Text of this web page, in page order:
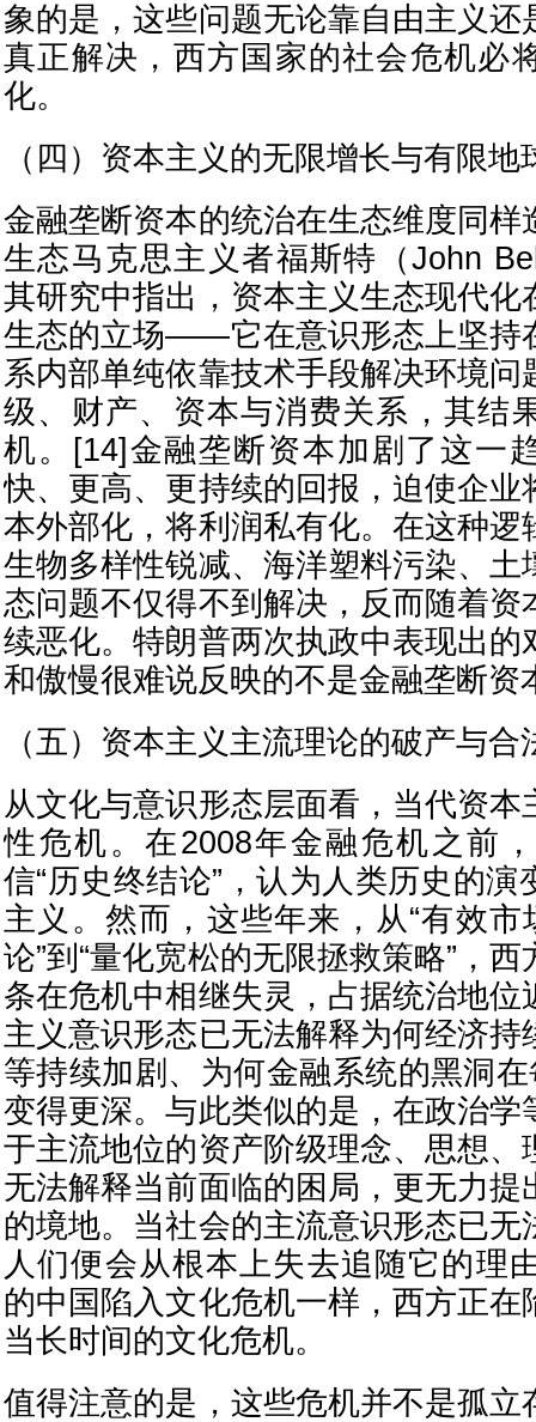
象的是，这些问题无论靠自由主义还
真正解决，西方国家的社会危机必
化。
（四）资本主义的无限增长与有限
金融垄断资本的统治在生态维度同样
生态马克思主义者福斯特（John
其研究中指出，资本主义生态现代化
生态的立场——它在意识形态上坚持
系内部单纯依靠技术手段解决环境问
级、财产、资本与消费关系，其结
机。[14]金融垄断资本加剧了这
快、更高、更持续的回报，迫使企业
本外部化，将利润私有化。在这种逻
生物多样性锐减、海洋塑料污染、土
态问题不仅得不到解决，反而随着资
续恶化。特朗普两次执政中表现出的
和傲慢很难说反映的不是金融垄断资
（五）资本主义主流理论的破产与合
从文化与意识形态层面看，当代资本
性危机。在2008年金融危机之前
信“历史终结论”，认为人类历史的演
主义。然而，这些年来，从“有效市
论”到“量化宽松的无限拯救策略”，
条在危机中相继失灵，占据统治地位
主义意识形态已无法解释为何经济持
等持续加剧、为何金融系统的黑洞在
变得更深。与此类似的是，在政治学
于主流地位的资产阶级理念、思想、
无法解释当前面临的困局，更无力提
的境地。当社会的主流意识形态已无
人们便会从根本上失去追随它的理
的中国陷入文化危机一样，西方正在
当长时间的文化危机。
值得注意的是，这些危机并不是孤立